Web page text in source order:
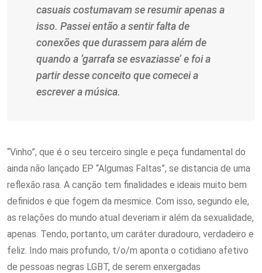
casuais costumavam se resumir apenas a
isso. Passei então a sentir falta de
conexões que durassem para além de
quando a ‘garrafa se esvaziasse’ e foi a
partir desse conceito que comecei a
escrever a música.
“Vinho”, que é o seu terceiro single e peça fundamental do
ainda não lançado EP “Algumas Faltas”, se distancia de uma
reflexão rasa. A canção tem finalidades e ideais muito bem
definidos e que fogem da mesmice. Com isso, segundo ele,
as relações do mundo atual deveriam ir além da sexualidade,
apenas. Tendo, portanto, um caráter duradouro, verdadeiro e
feliz. Indo mais profundo, t/o/m aponta o cotidiano afetivo
de pessoas negras LGBT, de serem enxergadas